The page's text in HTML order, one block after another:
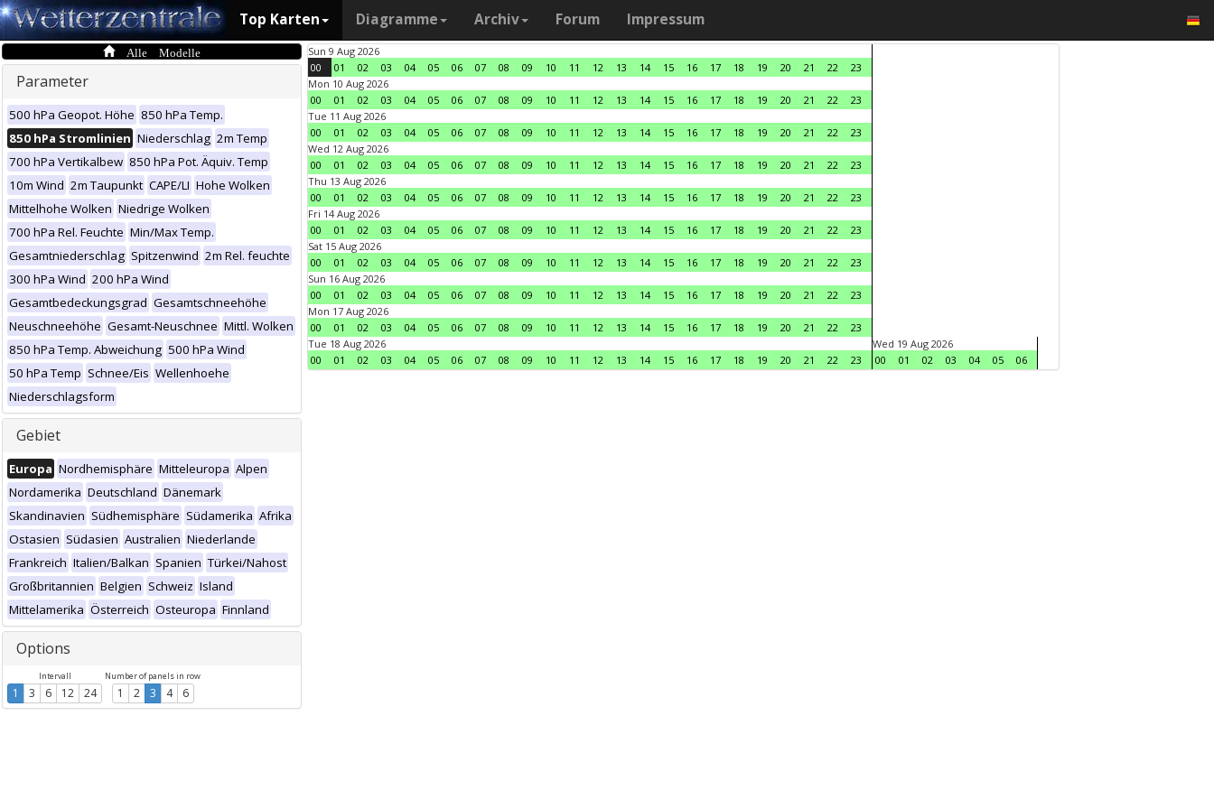
Top Karten Diagramme Archiv Forum Impressum
Alle Modelle
Parameter
500 hPa Geopot. Höhe 850 hPa Temp.
850 hPa Stromlinien Niederschlag 2m Temp
700 hPa Vertikalbew 850 hPa Pot. Äquiv. Temp
10m Wind 2m Taupunkt CAPE/LI Hohe Wolken
Mittelhohe Wolken Niedrige Wolken
700 hPa Rel. Feuchte Min/Max Temp.
Gesamtniederschlag Spitzenwind 2m Rel. feuchte
300 hPa Wind 200 hPa Wind
Gesamtbedeckungsgrad Gesamtschneehöhe
Neuschneehöhe Gesamt-Neuschnee Mittl. Wolken
850 hPa Temp. Abweichung 500 hPa Wind
50 hPa Temp Schnee/Eis Wellenhoehe
Niederschlagsform
Gebiet
Europa Nordhemisphäre Mitteleuropa Alpen
Nordamerika Deutschland Dänemark
Skandinavien Südhemisphäre Südamerika Afrika
Ostasien Südasien Australien Niederlande
Frankreich Italien/Balkan Spanien Türkei/Nahost
Großbritannien Belgien Schweiz Island
Mittelamerika Österreich Osteuropa Finnland
Options
Intervall
1 3 6 12 24
Number of panels in row
1 2 3 4 6
Sun 9 Aug 2026
00
01 02 03 04 05 06 07 08 09 10 11 12 13 14 15 16 17 18 19 20 21 22
23
Mon 10 Aug 2026
00
01 02 03 04 05 06 07 08 09 10 11 12 13 14 15 16 17 18 19 20 21 22
23
Tue 11 Aug 2026
00
01 02 03 04 05 06 07 08 09 10 11 12 13 14 15 16 17 18 19 20 21 22
23
Wed 12 Aug 2026
00
01 02 03 04 05 06 07 08 09 10 11 12 13 14 15 16 17 18 19 20 21 22
23
Thu 13 Aug 2026
00
01 02 03 04 05 06 07 08 09 10 11 12 13 14 15 16 17 18 19 20 21 22
23
Fri 14 Aug 2026
00
01 02 03 04 05 06 07 08 09 10 11 12 13 14 15 16 17 18 19 20 21 22
23
Sat 15 Aug 2026
00
01 02 03 04 05 06 07 08 09 10 11 12 13 14 15 16 17 18 19 20 21 22
23
Sun 16 Aug 2026
00
01 02 03 04 05 06 07 08 09 10 11 12 13 14 15 16 17 18 19 20 21 22
23
Mon 17 Aug 2026
00
01 02 03 04 05 06 07 08 09 10 11 12 13 14 15 16 17 18 19 20 21 22
23
Tue 18 Aug 2026
00
01 02 03 04 05 06 07 08 09 10 11 12 13 14 15 16 17 18 19 20 21 22 23
Wed 19 Aug 2026
00
01 02 03 04 05 06